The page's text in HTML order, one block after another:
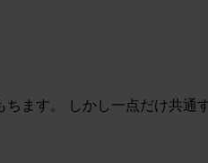
ます。 しかし一点だけ共通